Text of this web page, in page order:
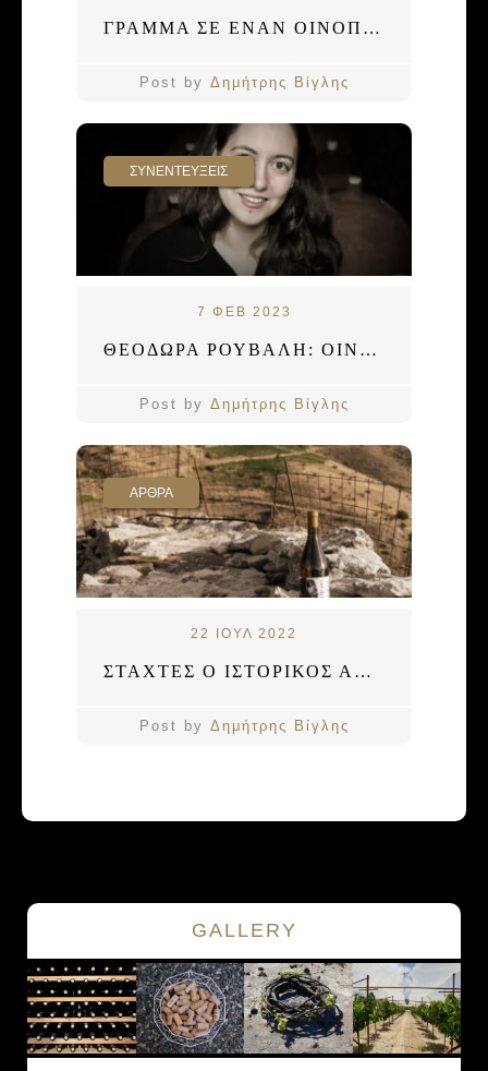
ΓΡΑΜΜΑ ΣΕ ΕΝΑΝ ΟΙΝΟΠΟΙΟ
Post by Δημήτρης Βίγλης
ΣΥΝΕΝΤΕΥΞΕΙΣ
7 ΦΕΒ 2023
ΘΕΟΔΩΡΑ ΡΟΥΒΑΛΗ: ΟΙΝΟΛΟΓΟΣ ΤΟΥ ΚΟΣΜΟΥ
Post by Δημήτρης Βίγλης
ΑΡΘΡΑ
22 ΙΟΥΛ 2022
ΣΤΑΧΤΕΣ Ο ΙΣΤΟΡΙΚΟΣ ΑΜΠΕΛΩΝΑΣ ΤΩΝ ΜΕΛΑΜΠΩΝ
Post by Δημήτρης Βίγλης
GALLERY